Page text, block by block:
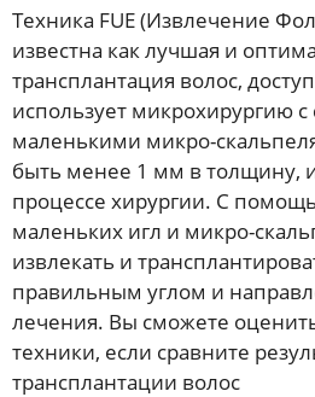
Техника FUE (Извлечение
известна как лучшая и
трансплантация волос,
использует микрохирургию
маленькими микро-
быть менее 1 мм в толщину,
процессе хирургии. С
маленьких игл и микро-
извлекать и
правильным углом и
лечения. Вы сможете
техники, если сравните
трансплантации волос